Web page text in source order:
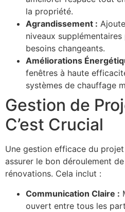
la propriété.
Agrandissement :
niveaux
besoins changeants.
Améliorations
fenêtres à haute
systèmes de chauffage
Gestion de
C’est Crucial
Une gestion efficace du
assurer le bon déroulement
rénovations. Cela inclut :
Communication Claire :
ouvert entre tous les